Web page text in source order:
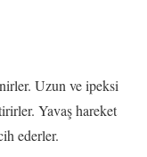
Uzun ve ipeksi
Yavaş hareket
ederler.